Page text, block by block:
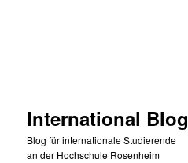
International Blog
Blog für internationale Studierende
an der Hochschule Rosenheim